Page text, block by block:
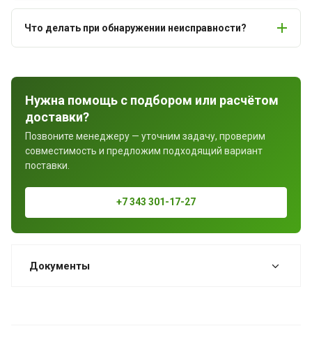
Что делать при обнаружении неисправности?
Нужна помощь с подбором или расчётом
доставки?
Позвоните менеджеру — уточним задачу, проверим
совместимость и предложим подходящий вариант
поставки.
+7 343 301-17-27
Документы